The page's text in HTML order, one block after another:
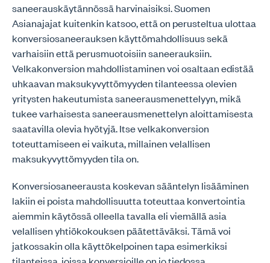
saneerauskäytännössä harvinaisiksi. Suomen
Asianajajat kuitenkin katsoo, että on perusteltua ulottaa
konversiosaneerauksen käyttömahdollisuus sekä
varhaisiin että perusmuotoisiin saneerauksiin.
Velkakonversion mahdollistaminen voi osaltaan edistää
uhkaavan maksukyvyttömyyden tilanteessa olevien
yritysten hakeutumista saneerausmenettelyyn, mikä
tukee varhaisesta saneerausmenettelyn aloittamisesta
saatavilla olevia hyötyjä. Itse velkakonversion
toteuttamiseen ei vaikuta, millainen velallisen
maksukyvyttömyyden tila on.
Konversiosaneerausta koskevan sääntelyn lisääminen
lakiin ei poista mahdollisuutta toteuttaa konvertointia
aiemmin käytössä olleella tavalla eli viemällä asia
velallisen yhtiökokouksen päätettäväksi. Tämä voi
jatkossakin olla käyttökelpoinen tapa esimerkiksi